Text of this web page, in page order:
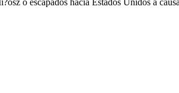
o escapados hacia Estados Unidos a